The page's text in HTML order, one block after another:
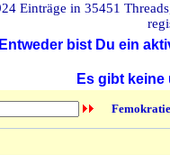
Einträge in 35451
Entweder bist Du ein
Es gibt